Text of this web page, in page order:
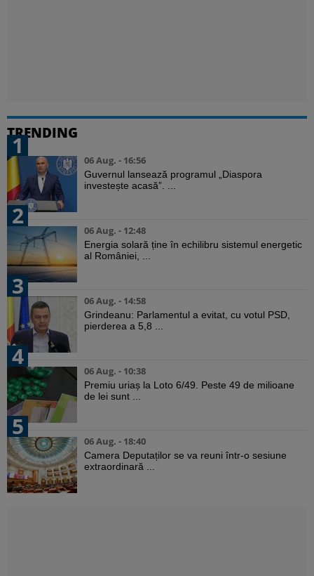
TRENDING
1
06 Aug. - 16:56
Guvernul lansează programul „Diaspora
investește acasă”. ...
2
06 Aug. - 12:48
Energia solară ține în echilibru sistemul energetic
al României, ...
3
06 Aug. - 14:58
Grindeanu: Parlamentul a evitat, cu votul PSD,
pierderea a 5,8 ...
4
06 Aug. - 10:38
Premiu uriaș la Loto 6/49. Peste 49 de milioane
de lei sunt ...
5
06 Aug. - 18:40
Camera Deputaților se va reuni într-o sesiune
extraordinară ...